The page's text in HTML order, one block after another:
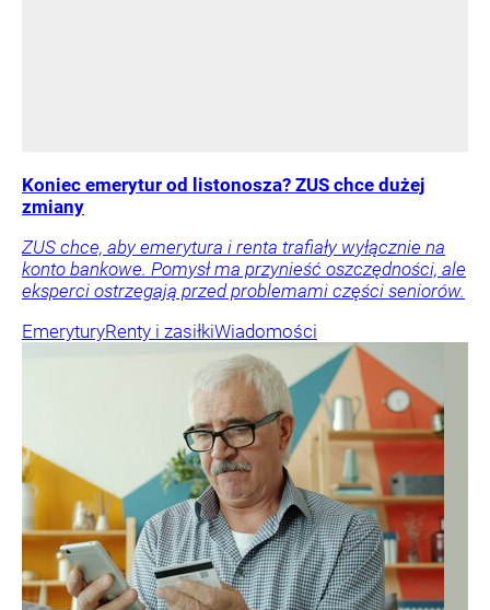
Koniec emerytur od listonosza? ZUS chce dużej
zmiany
ZUS chce, aby emerytura i renta trafiały wyłącznie na
konto bankowe. Pomysł ma przynieść oszczędności, ale
eksperci ostrzegają przed problemami części seniorów.
EmeryturyRenty i zasiłkiWiadomości